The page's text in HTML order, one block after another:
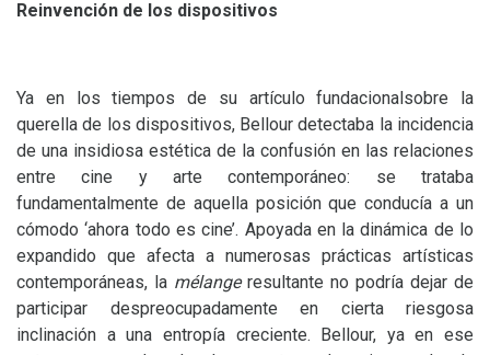
Reinvención de los dispositivos
Ya en los tiempos de su artículo fundacionalsobre la
querella de los dispositivos, Bellour detectaba la incidencia
de una insidiosa estética de la confusión en las relaciones
entre cine y arte contemporáneo: se trataba
fundamentalmente de aquella posición que conducía a un
cómodo ‘ahora todo es cine’. Apoyada en la dinámica de lo
expandido que afecta a numerosas prácticas artísticas
contemporáneas, la mélangeresultante no podría dejar de
participar despreocupadamente en cierta riesgosa
inclinación a una entropía creciente. Bellour, ya en ese